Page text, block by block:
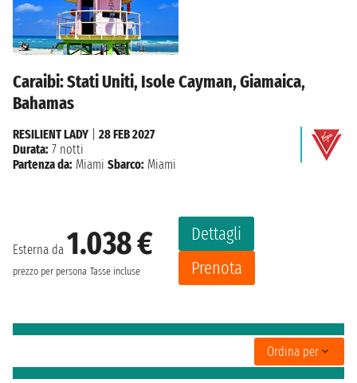
Caraibi: Stati Uniti, Isole Cayman, Giamaica,
Bahamas
Esterna da 1.038 €
prezzo per persona Tasse incluse
Dettagli
Prenota
RESILIENT LADY
28 FEB 2027
Durata: 7 notti
Partenza da: Miami Sbarco: Miami
Ordina per